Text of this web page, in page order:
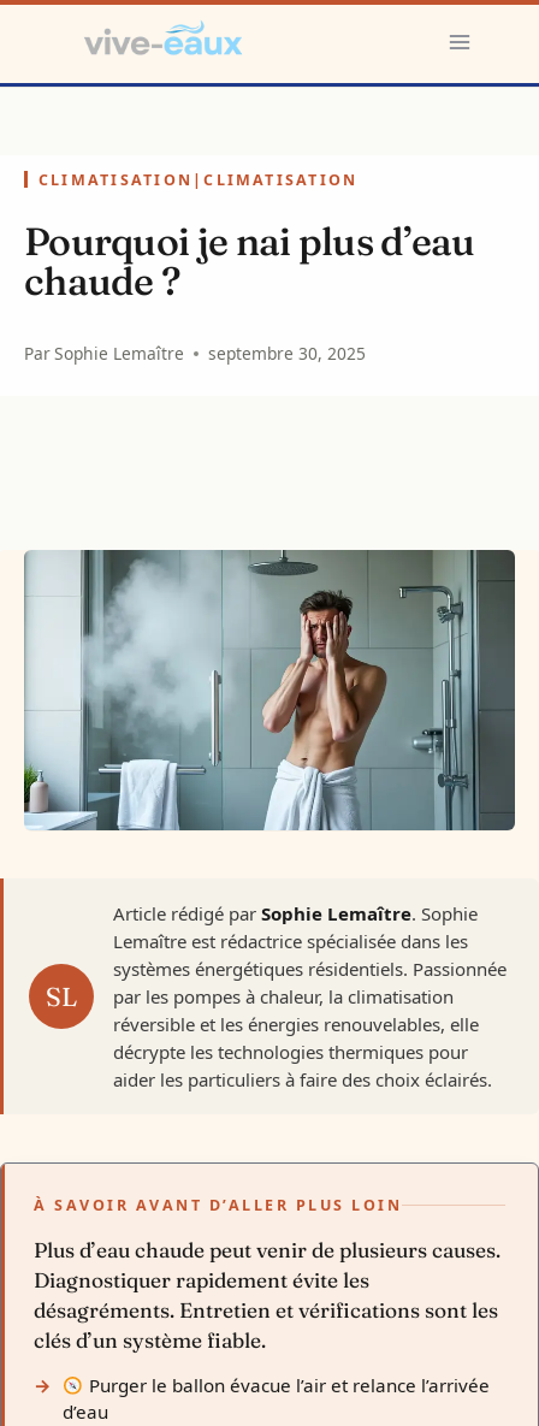
contenu
CLIMATISATION |CLIMATISATION
Pourquoi je nai plus d’eau
chaude ?
ParSophie Lemaître septembre 30, 2025
Article rédigé par Sophie Lemaître. Sophie
Lemaître est rédactrice spécialisée dans les
systèmes énergétiques résidentiels. Passionnée
par les pompes à chaleur, la climatisation
réversible et les énergies renouvelables, elle
décrypte les technologies thermiques pour
aider les particuliers à faire des choix éclairés.
À SAVOIR AVANT D’ALLER PLUS LOIN
Plus d’eau chaude peut venir de plusieurs causes.
Diagnostiquer rapidement évite les
désagréments. Entretien et vérifications sont les
clés d’un système fiable.
Purger le ballon évacue l’air et relance l’arrivée
d’eau